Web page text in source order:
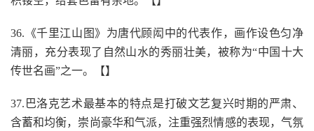
36.《千里江山图》为唐代顾闳中的代表作，画作设色匀净
清丽，充分表现了自然山水的秀丽壮美，被称为“中国十大
传世名画”之一。【】
37.巴洛克艺术最基本的特点是打破文艺复兴时期的严肃、
含蓄和均衡，崇尚豪华和气派，注重强烈情感的表现，气氛